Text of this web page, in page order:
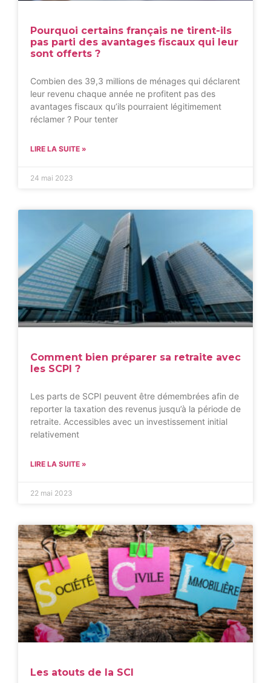
Pourquoi certains français ne tirent-ils
pas parti des avantages fiscaux qui leur
sont offerts ?
Combien des 39,3 millions de ménages qui déclarent
leur revenu chaque année ne profitent pas des
avantages fiscaux qu’ils pourraient légitimement
réclamer ? Pour tenter
LIRE LA SUITE »
24 mai 2023
Comment bien préparer sa retraite avec
les SCPI ?
Les parts de SCPI peuvent être démembrées afin de
reporter la taxation des revenus jusqu’à la période de
retraite. Accessibles avec un investissement initial
relativement
LIRE LA SUITE »
22 mai 2023
Les atouts de la SCI